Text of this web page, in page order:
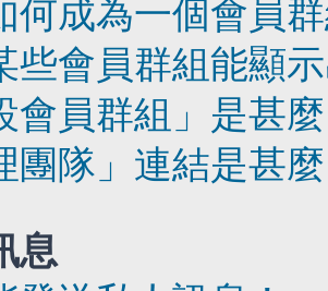
何成為一個會員
些會員群組能顯
會員群組」是甚
團隊」連結是甚
息